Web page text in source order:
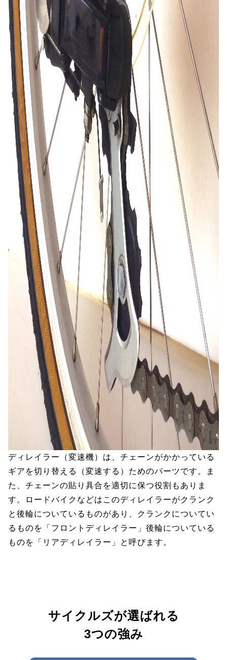
ディレイラー（変速機）は、チェーンがかかっている
ギアを切り替える（変速する）ためのパーツです。ま
た、チェーンの貼り具合を適切に保つ役割もありま
す。ロードバイクなどはこのディレイラーがクランク
と後輪についているものがあり、クランクについてい
るものを「フロントディレイラー」後輪についている
ものを「リアディレイラー」と呼びます。
サイクルズが選ばれる
3つの強み